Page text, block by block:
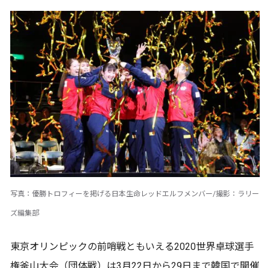
写真：優勝トロフィーを掲げる日本生命レッドエルフメンバー/撮影：ラリー
ズ編集部
東京オリンピックの前哨戦ともいえる2020世界卓球選手
権釜山大会（団体戦）は3月22日から29日まで韓国で開催